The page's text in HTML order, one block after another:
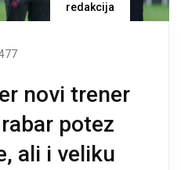
redakcija
novi trener
potez
ali i veliku